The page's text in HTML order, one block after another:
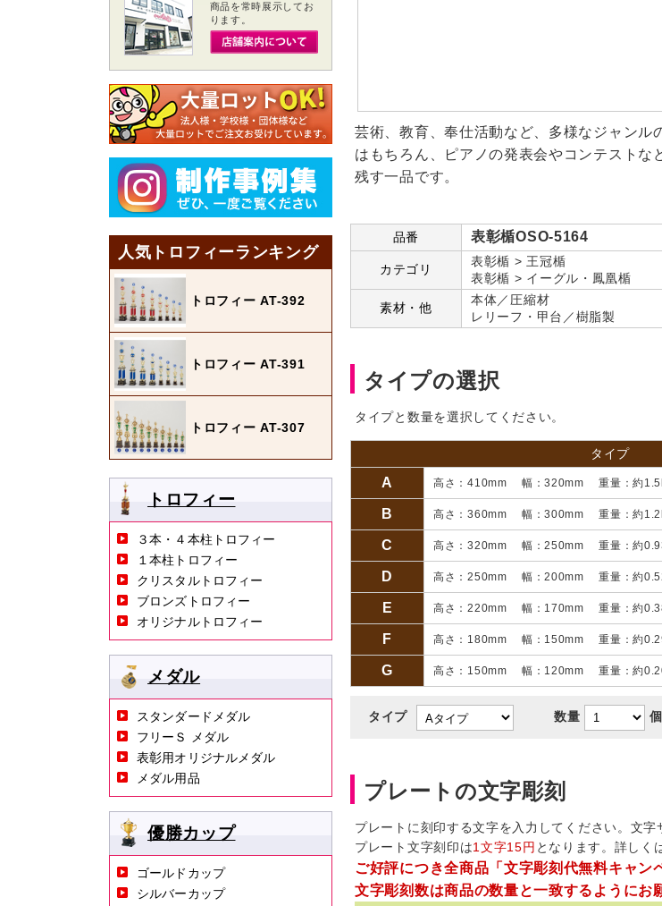
芸術、教育、奉仕活動など、多様なジャン
はもちろん、ピアノの発表会やコンテスト
残す一品です。
品番 表彰楯OSO-5164
カテゴリ
表彰楯 > 王冠楯
表彰楯 > イーグル・鳳凰楯
素材・他
本体／圧縮材
レリーフ・甲台／樹脂製
タイプの選択
タイプと数量を選択してください。
タイプ
A 高さ：410mm 幅：320mm 重量：約
B 高さ：360mm 幅：300mm 重量：約
C 高さ：320mm 幅：250mm 重量：約
D 高さ：250mm 幅：200mm 重量：約
E 高さ：220mm 幅：170mm 重量：約
F 高さ：180mm 幅：150mm 重量：約
G 高さ：150mm 幅：120mm 重量：約
タイプ 数量 個
プレートの文字彫刻
プレートに刻印する文字を入力してください。文
プレート文字刻印は1文字15円 となります。詳しく
ご好評につき全商品「文字彫刻代無料キャン
文字彫刻数は商品の数量と一致するようにお
商品を常時展示してお
ります。
人気トロフィーランキング
トロフィー AT-392
トロフィー AT-391
トロフィー AT-307
トロフィー
３本・４本柱トロフィー
１本柱トロフィー
クリスタルトロフィー
ブロンズトロフィー
オリジナルトロフィー
メダル
スタンダードメダル
フリーＳ メダル
表彰用オリジナルメダル
メダル用品
優勝カップ
ゴールドカップ
シルバーカップ